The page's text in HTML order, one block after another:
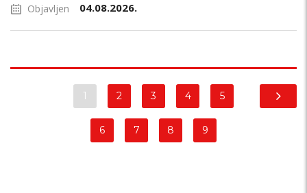
Objavljen 04.08.2026.
1 2 3 4 5
6 7 8 9